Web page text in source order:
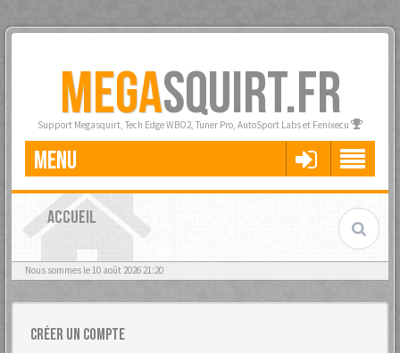
MEGASQUIRT.FR
Support Megasquirt, Tech Edge WBO2, Tuner Pro, AutoSport Labs et Fenixecu
MENU
ACCUEIL
Nous sommes le 10 août 2026 21:20
Créer un compte